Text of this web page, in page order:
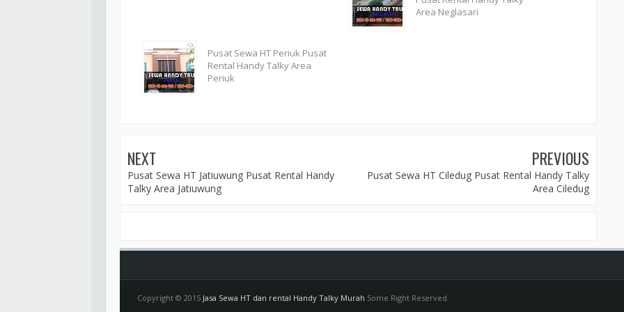
Area Neglasari
Pusat Sewa HT Periuk Pusat
Rental Handy Talky Area
Periuk
NEXT
Pusat Sewa HT Jatiuwung Pusat Rental Handy
Talky Area Jatiuwung
PREVIOUS
Pusat Sewa HT Ciledug Pusat Rental Handy Talky
Area Ciledug
Copyright © 2015 Jasa Sewa HT dan rental Handy Talky Murah Some Right Reserved